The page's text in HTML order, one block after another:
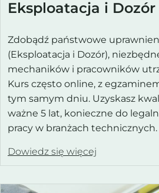
Eksploatacja i Dozór
Zdobądź państwowe
(Eksploatacja i Dozór),
mechaników i pracowników
Kurs często online, z
tym samym dniu. Uzyskasz
ważne 5 lat, konieczne do
pracy w branżach
Dowiedz się więcej